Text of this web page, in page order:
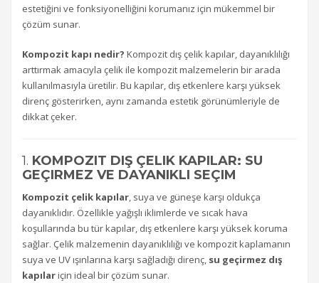
estetiğini ve fonksiyonelliğini korumanız için mükemmel bir
çözüm sunar.
Kompozit kapı nedir? Kompozit dış çelik kapılar, dayanıklılığı
arttırmak amacıyla çelik ile kompozit malzemelerin bir arada
kullanılmasıyla üretilir. Bu kapılar, dış etkenlere karşı yüksek
direnç gösterirken, aynı zamanda estetik görünümleriyle de
dikkat çeker.
1. KOMPOZIT DIŞ ÇELIK KAPILAR: SU
GEÇIRMEZ VE DAYANIKLI SEÇIM
Kompozit çelik kapılar, suya ve güneşe karşı oldukça
dayanıklıdır. Özellikle yağışlı iklimlerde ve sıcak hava
koşullarında bu tür kapılar, dış etkenlere karşı yüksek koruma
sağlar. Çelik malzemenin dayanıklılığı ve kompozit kaplamanın
suya ve UV ışınlarına karşı sağladığı direnç, su geçirmez dış
kapılariçin ideal bir çözüm sunar.